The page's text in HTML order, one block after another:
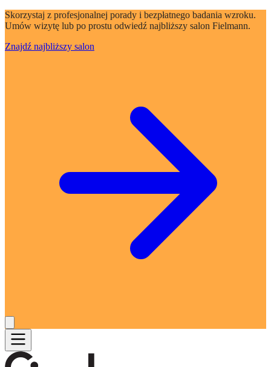
Skorzystaj z profesjonalnej porady i bezpłatnego badania wzroku.
Umów wizytę lub po prostu odwiedź najbliższy salon Fielmann.
Znajdź najbliższy salon